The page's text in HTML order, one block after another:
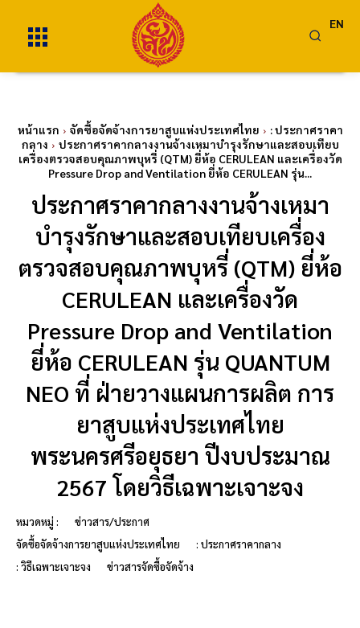
EN
หน้าแรก จัดซื้อจัดจ้างการยาสูบแห่งประเทศไทย
: ประกาศราคา
กลาง
ประกาศราคากลางงานจ้างเหมาบำรุงรักษาและสอบเทียบ
เครื่องตรวจสอบคุณภาพบุหรี่ (QTM) ยี่ห้อ CERULEAN และเครื่องวัด
Pressure Drop and Ventilation ยี่ห้อ CERULEAN รุ่น...
ประกาศราคากลางงานจ้างเหมา
บำรุงรักษาและสอบเทียบเครื่อง
ตรวจสอบคุณภาพบุหรี่ (QTM) ยี่ห้อ
CERULEAN และเครื่องวัด
Pressure Drop and Ventilation
ยี่ห้อ CERULEAN รุ่น QUANTUM
NEO ที่ ฝ่ายวางแผนการผลิต การ
ยาสูบแห่งประเทศไทย
พระนครศรีอยุธยา ปีงบประมาณ
2567 โดยวิธีเฉพาะเจาะจง
หมวดหมู่ :
ข่าวสาร/ประกาศ
จัดซื้อจัดจ้างการยาสูบแห่งประเทศไทย
: ประกาศราคากลาง
: วิธีเฉพาะเจาะจง
ข่าวสารจัดซื้อจัดจ้าง